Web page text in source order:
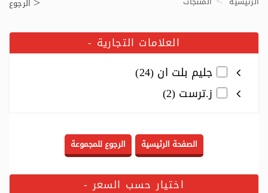
الرجوع
العلامات التجارية
جليم بلت ان (24)
ز.ترست (2)
اختيار حسب السعر